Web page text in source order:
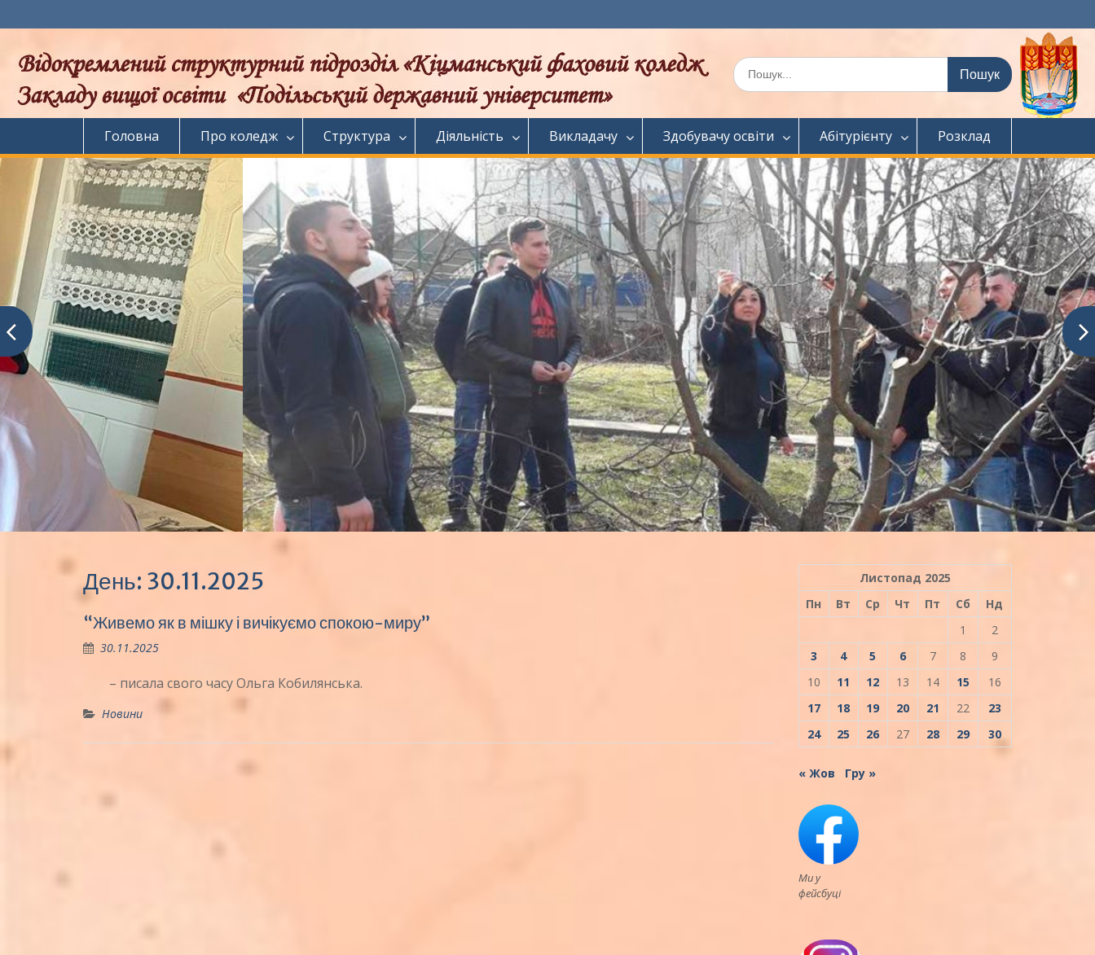
до
Шукати:
Головна Про коледж Структура Діяльність Викладачу Здобувачу освіти Абітурієнту Розклад
День: 30.11.2025
“Живемо як в мішку і вичікуємо спокою-миру”
30.11.2025
– писала свого часу Ольга Кобилянська.
Новини
Листопад 2025
Пн
Вт Ср Чт Пт Сб
Нд
1
2
3
4 5 6 7 8
9
10
11 12 13 14 15
16
17
18 19 20 21 22
23
24
25 26 27 28 29 30
« Жов Гру »
Ми у
фейсбуці